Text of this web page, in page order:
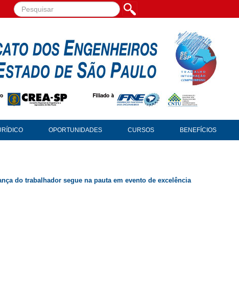
Pesquisar...
OPORTUNIDADES CURSOS BENEFÍCIOS
do trabalhador segue na pauta em evento de excelência